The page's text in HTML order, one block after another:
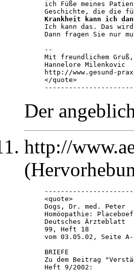
ich Füße meines
Geschichte, die die
Krankheit kann ich
Ich kann das. Das
Dann fragen Sie nur
--
Mit freundlichem Gruß,
Hannelore Milenkovic
http://www.gesund-
</quote>
Der
http://
<quote>
Dogs, Dr. med. Peter
Homöopathie:
Deutsches Ärzteblatt
99, Heft 18
vom 03.05.02, Seite A-
BRIEFE
Zu dem Beitrag
Heft 9/2002: